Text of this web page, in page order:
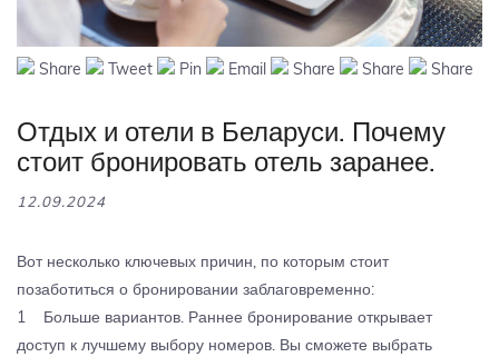
Share Tweet Pin Email Share Share Share
Отдых и отели в Беларуси. Почему
стоит бронировать отель заранее.
12.09.2024
Вот несколько ключевых причин, по которым стоит
позаботиться о бронировании заблаговременно:
1 Больше вариантов. Раннее бронирование открывает
доступ к лучшему выбору номеров. Вы сможете выбрать